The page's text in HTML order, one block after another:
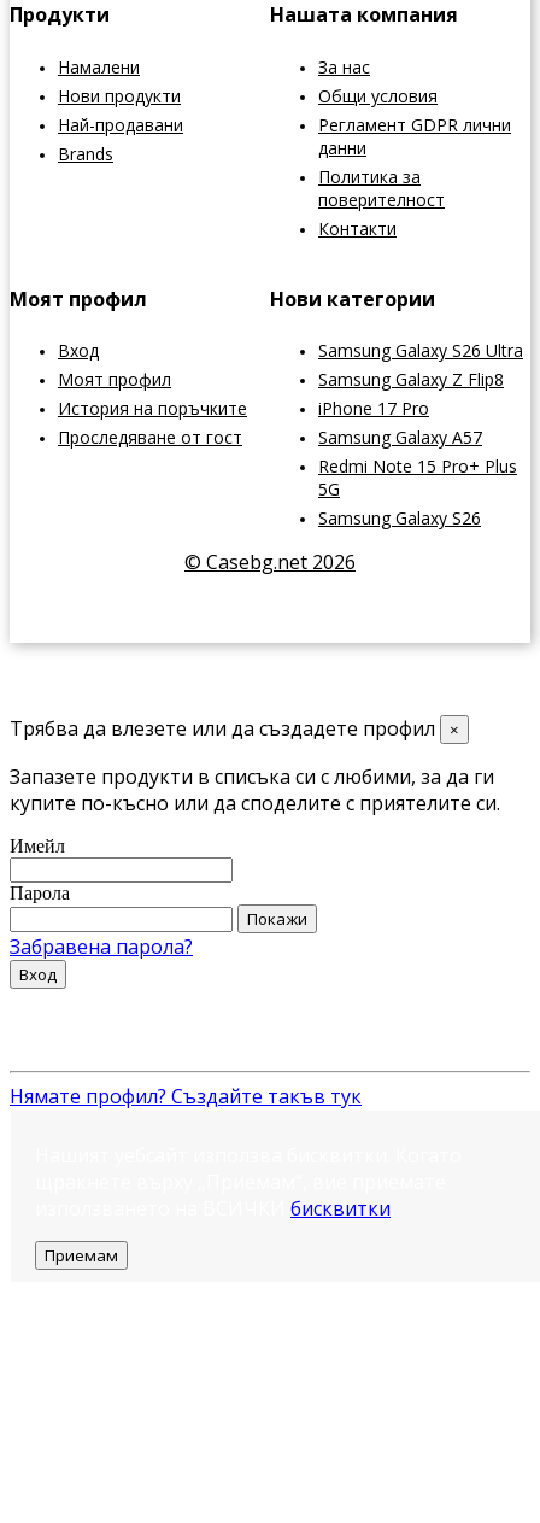
Продукти
Намалени
Нови продукти
Най-продавани
Brands
Нашата компания
За нас
Общи условия
Регламент GDPR лични
данни
Политика за
поверителност
Контакти
Моят профил
Вход
Моят профил
История на поръчките
Проследяване от гост
Нови категории
Samsung Galaxy S26 Ultra
Samsung Galaxy Z Flip8
iPhone 17 Pro
Samsung Galaxy A57
Redmi Note 15 Pro+ Plus
5G
Samsung Galaxy S26
© Casebg.net 2026
Трябва да влезете или да създадете профил ×
Запазете продукти в списъка си с любими, за да ги
купите по-късно или да споделите с приятелите си.
Имейл
Парола
Покажи
Забравена парола?
Вход
Нямате профил? Създайте такъв тук
бисквитки
Приемам